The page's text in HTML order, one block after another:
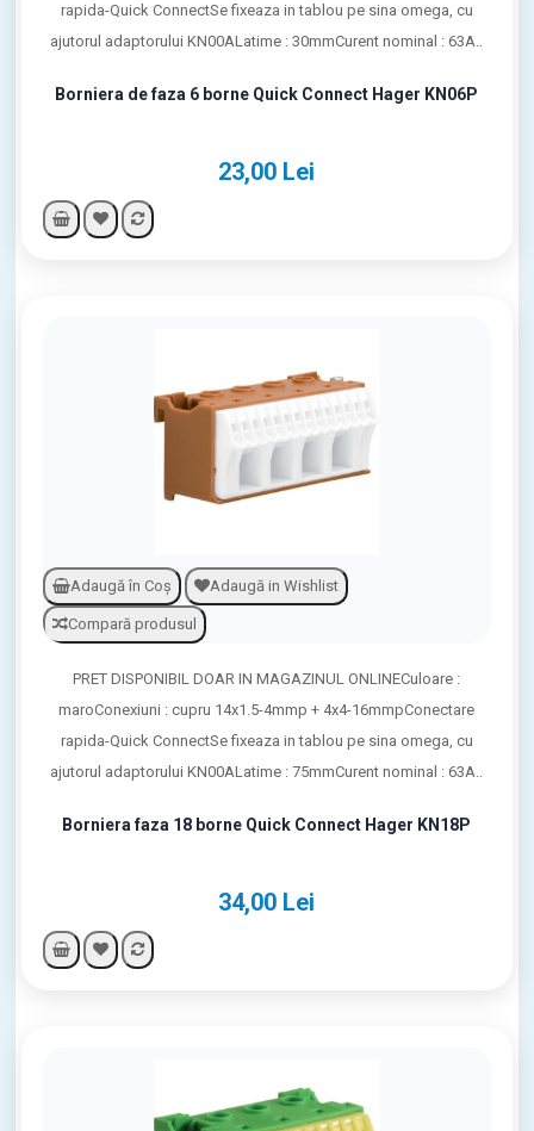
Borniera de faza 6 borne Quick Connect Hager KN06P
23,00 Lei
rapida-Quick ConnectSe fixeaza in tablou pe sina omega, cu
ajutorul adaptorului KN00ALatime : 30mmCurent nominal : 63A..
Adaugă în Coş Adaugă in Wishlist
Compară produsul
Borniera faza 18 borne Quick Connect Hager KN18P
34,00 Lei
PRET DISPONIBIL DOAR IN MAGAZINUL ONLINECuloare :
maroConexiuni : cupru 14x1.5-4mmp + 4x4-16mmpConectare
rapida-Quick ConnectSe fixeaza in tablou pe sina omega, cu
ajutorul adaptorului KN00ALatime : 75mmCurent nominal : 63A..